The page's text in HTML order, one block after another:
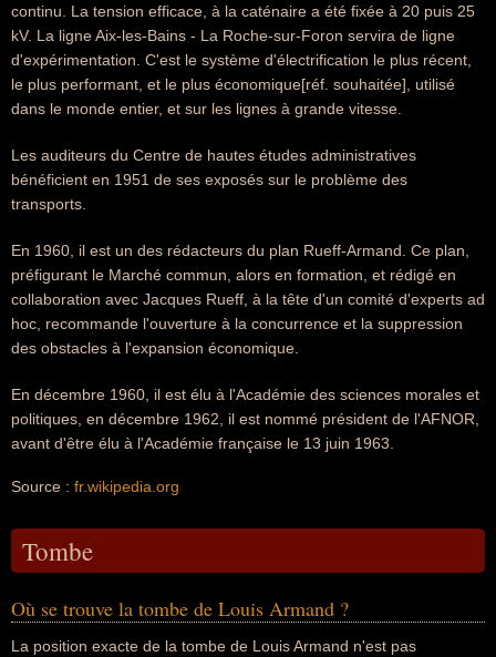
continu. La tension efficace, à la caténaire a été fixée à 20 puis 25
kV. La ligne Aix-les-Bains - La Roche-sur-Foron servira de ligne
d'expérimentation. C'est le système d'électrification le plus récent,
le plus performant, et le plus économique[réf. souhaitée], utilisé
dans le monde entier, et sur les lignes à grande vitesse.
Les auditeurs du Centre de hautes études administratives
bénéficient en 1951 de ses exposés sur le problème des
transports.
En 1960, il est un des rédacteurs du plan Rueff-Armand. Ce plan,
préfigurant le Marché commun, alors en formation, et rédigé en
collaboration avec Jacques Rueff, à la tête d'un comité d'experts ad
hoc, recommande l'ouverture à la concurrence et la suppression
des obstacles à l'expansion économique.
En décembre 1960, il est élu à l'Académie des sciences morales et
politiques, en décembre 1962, il est nommé président de l'AFNOR,
avant d'être élu à l'Académie française le 13 juin 1963.
Source : fr.wikipedia.org
Tombe
Où se trouve la tombe de Louis Armand ?
La position exacte de la tombe de Louis Armand n'est pas